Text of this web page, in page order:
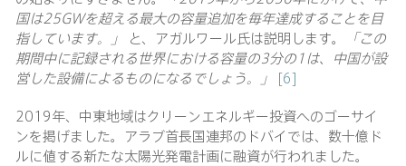
国は25GWを超える最大の容量追加を毎年達成することを目
指しています。」
と、アガルワール氏は説明します。
「この
期間中に記録される世界における容量の3分の1は、中国が設
営した設備によるものになるでしょう。」
[6]
2019年、中東地域はクリーンエネルギー投資へのゴーサイ
ンを掲げました。アラブ首長国連邦のドバイでは、数十億ド
ルに値する新たな太陽光発電計画に融資が行われました。